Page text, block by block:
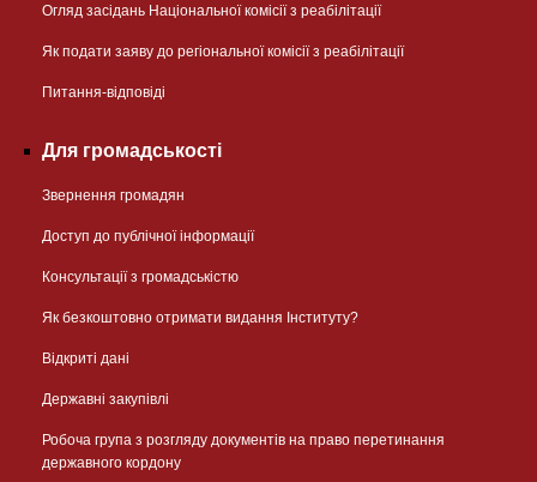
Огляд засідань Національної комісії з реабілітації
Як подати заяву до регіональної комісії з реабілітації
Питання-відповіді
Для громадськості
Звернення громадян
Доступ до публічної інформації
Консультації з громадськістю
Як безкоштовно отримати видання Інституту?
Відкриті дані
Державні закупівлі
Робоча група з розгляду документів на право перетинання
державного кордону